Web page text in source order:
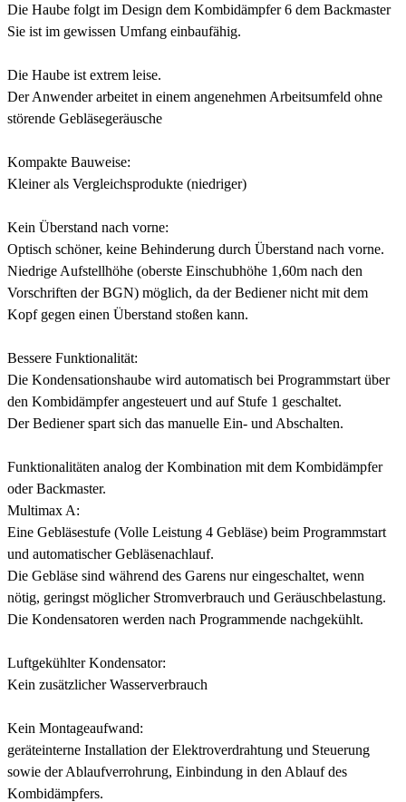
Die Haube folgt im Design dem Kombidämpfer 6 dem Backmaster
Sie ist im gewissen Umfang einbaufähig.
Die Haube ist extrem leise.
Der Anwender arbeitet in einem angenehmen Arbeitsumfeld ohne
störende Gebläsegeräusche
Kompakte Bauweise:
Kleiner als Vergleichsprodukte (niedriger)
Kein Überstand nach vorne:
Optisch schöner, keine Behinderung durch Überstand nach vorne.
Niedrige Aufstellhöhe (oberste Einschubhöhe 1,60m nach den
Vorschriften der BGN) möglich, da der Bediener nicht mit dem
Kopf gegen einen Überstand stoßen kann.
Bessere Funktionalität:
Die Kondensationshaube wird automatisch bei Programmstart über
den Kombidämpfer angesteuert und auf Stufe 1 geschaltet.
Der Bediener spart sich das manuelle Ein- und Abschalten.
Funktionalitäten analog der Kombination mit dem Kombidämpfer
oder Backmaster.
Multimax A:
Eine Gebläsestufe (Volle Leistung 4 Gebläse) beim Programmstart
und automatischer Gebläsenachlauf.
Die Gebläse sind während des Garens nur eingeschaltet, wenn
nötig, geringst möglicher Stromverbrauch und Geräuschbelastung.
Die Kondensatoren werden nach Programmende nachgekühlt.
Luftgekühlter Kondensator:
Kein zusätzlicher Wasserverbrauch
Kein Montageaufwand:
geräteinterne Installation der Elektroverdrahtung und Steuerung
sowie der Ablaufverrohrung, Einbindung in den Ablauf des
Kombidämpfers.